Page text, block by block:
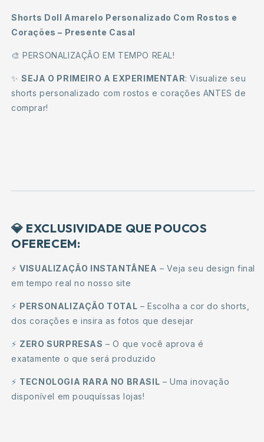
Shorts Doll Amarelo Personalizado Com Rostos e
Corações – Presente Casal
🎨 PERSONALIZAÇÃO EM TEMPO REAL!
✨SEJA O PRIMEIRO A EXPERIMENTAR: Visualize seu
shorts personalizado com rostos e corações ANTES de
comprar!
💎 EXCLUSIVIDADE QUE POUCOS
OFERECEM:
⚡VISUALIZAÇÃO INSTANTÂNEA – Veja seu design final
em tempo real no nosso site
⚡ PERSONALIZAÇÃO TOTAL – Escolha a cor do shorts,
dos corações e insira as fotos que desejar
⚡ ZERO SURPRESAS – O que você aprova é
exatamente o que será produzido
⚡ TECNOLOGIA RARA NO BRASIL – Uma inovação
disponível em pouquíssas lojas!